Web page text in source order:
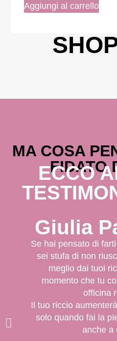
Aggiungi al carrello
MA COSA
FIDATO
ECCO
Giulia
Se hai pensato di
sei stufa di non
meglio dai tuoi
momento che tu
officina
Il tuo riccio
solo quando fai la
anche a